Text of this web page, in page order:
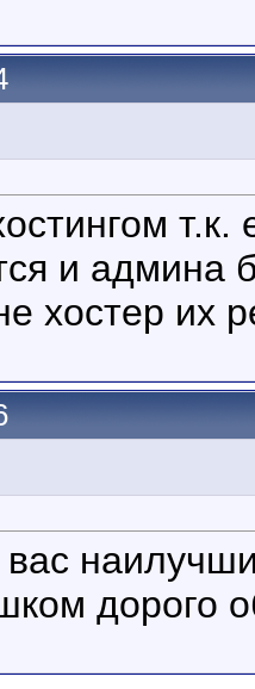
и админа
хостер их
дорого